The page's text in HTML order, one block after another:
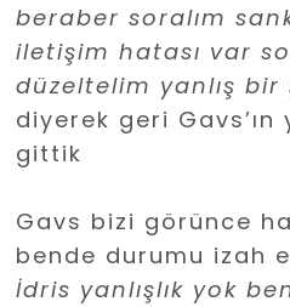
beraber soralım
iletişim hatası var
düzeltelim yanlış bir
diyerek geri
gittik
Gavs bizi görünce
bende durumu izah
İdris yanlışlık yok